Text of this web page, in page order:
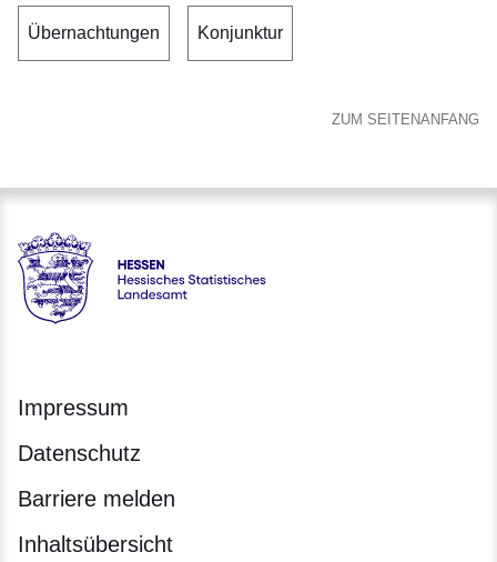
Übernachtungen Konjunktur
ZUM SEITENANFANG
Hessen - Hessisches Statistisches Landesamt
Impressum
Datenschutz
Barriere melden
Inhaltsübersicht